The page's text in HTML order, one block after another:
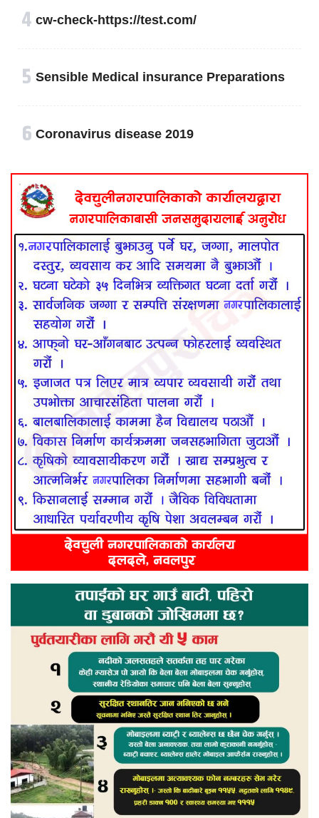
४ cw-check-https://test.com/
५ Sensible Medical insurance Preparations
६ Coronavirus disease 2019